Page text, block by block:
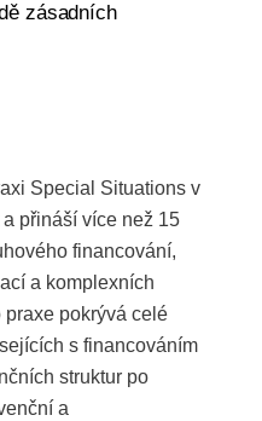
zásadních
Special Situations v
přináší více než 15
financování,
a komplexních
pokrývá celé
s financováním
struktur po
a